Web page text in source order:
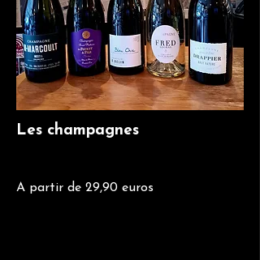
Les champagnes
A partir de 29,90 euros